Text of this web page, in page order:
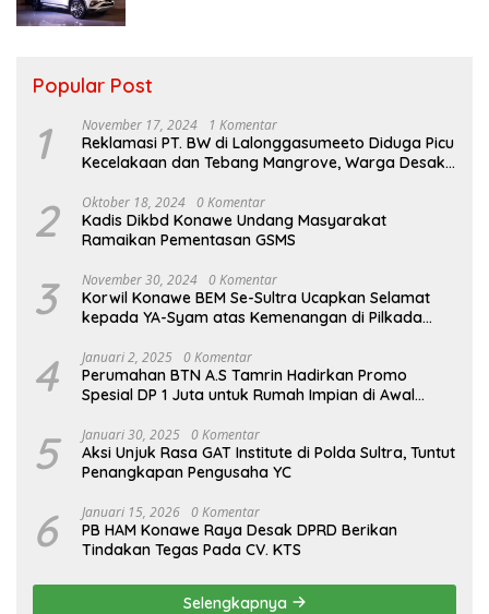
Popular Post
1 November 17, 2024 1 Komentar
Reklamasi PT. BW di Lalonggasumeeto Diduga Picu
Kecelakaan dan Tebang Mangrove, Warga Desak
2 Oktober 18, 2024 0 Komentar
Kadis Dikbd Konawe Undang Masyarakat
Ramaikan Pementasan GSMS
3 November 30, 2024 0 Komentar
Korwil Konawe BEM Se-Sultra Ucapkan Selamat
kepada YA-Syam atas Kemenangan di Pilkada
4 Januari 2, 2025 0 Komentar
Perumahan BTN A.S Tamrin Hadirkan Promo
Spesial DP 1 Juta untuk Rumah Impian di Awal
5 Januari 30, 2025 0 Komentar
Aksi Unjuk Rasa GAT Institute di Polda Sultra, Tuntut
Penangkapan Pengusaha YC
6 Januari 15, 2026 0 Komentar
PB HAM Konawe Raya Desak DPRD Berikan
Tindakan Tegas Pada CV. KTS
Selengkapnya